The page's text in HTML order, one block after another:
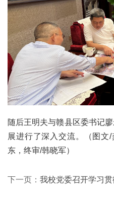
随后王明夫与赣县区委书记
展进行了深入交流。（图文
东，终审/韩晓军）
下一页： 我校党委召开学习贯彻习近平新时代中国